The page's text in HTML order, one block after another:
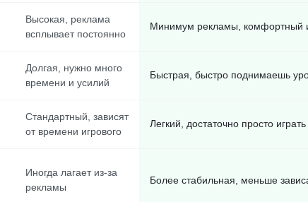
Высокая, реклама
всплывает постоянно
Минимум рекламы, комфортный
Долгая, нужно много
времени и усилий
Быстрая, быстро поднимаешь
Стандартный, зависят
от времени игрового
Легкий, достаточно просто играть
Иногда лагает из-за
рекламы
Более стабильная, меньше